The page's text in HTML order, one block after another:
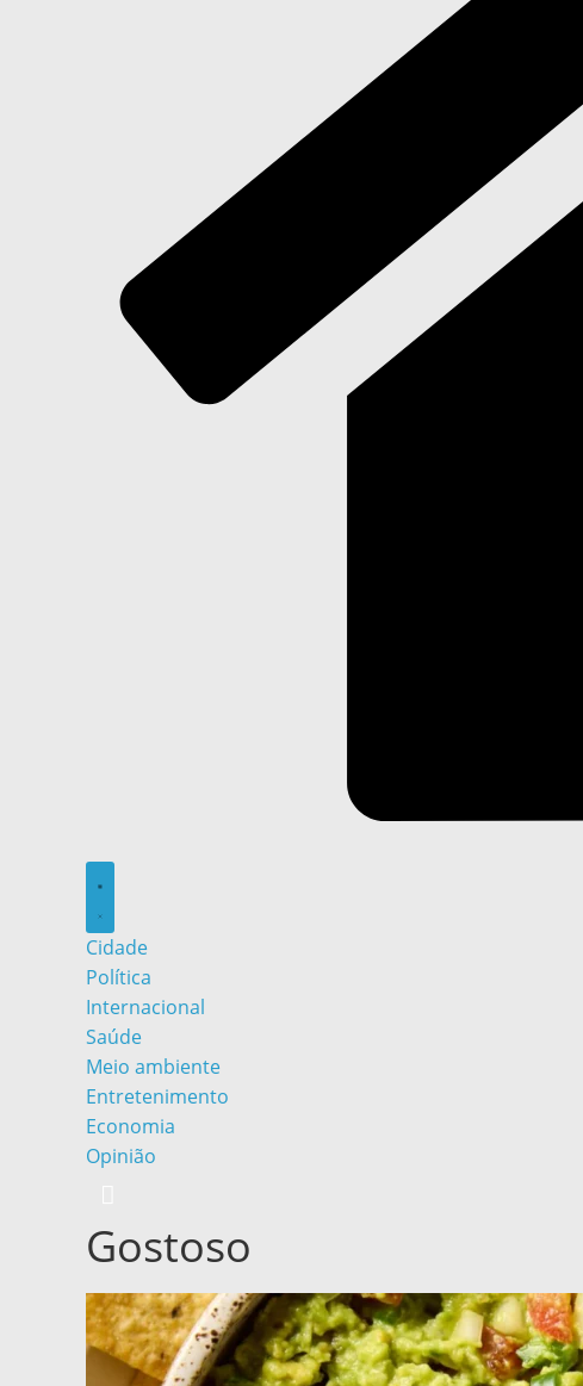
Cidade
Política
Internacional
Saúde
Meio ambiente
Entretenimento
Economia
Opinião
Gostoso